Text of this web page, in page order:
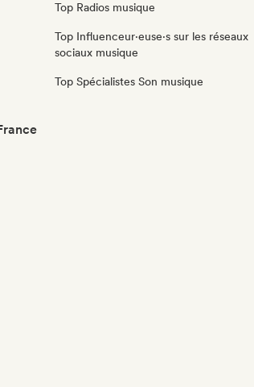
Top Radios musique
Top Influenceur·euse·s sur les réseaux
sociaux musique
Top Spécialistes Son musique